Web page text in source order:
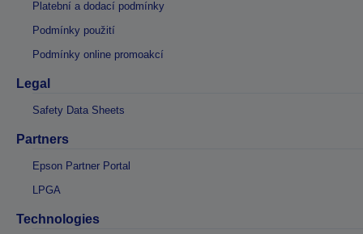
Platební a dodací podmínky
Podmínky použití
Podmínky online promoakcí
Legal
Safety Data Sheets
Partners
Epson Partner Portal
LPGA
Technologies